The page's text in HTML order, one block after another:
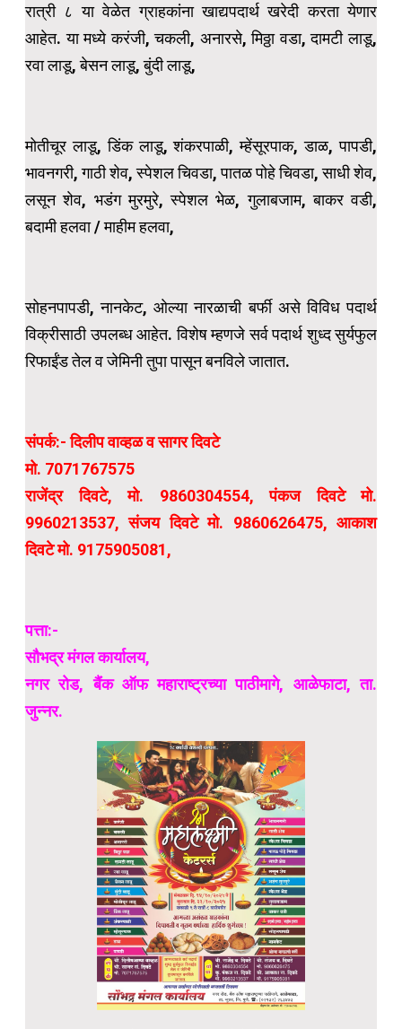
रात्री ८ या वेळेत ग्राहकांना खाद्यपदार्थ खरेदी करता येणार
आहेत. या मध्ये करंजी, चकली, अनारसे, मिठ्ठा वडा, दामटी लाडू,
रवा लाडू, बेसन लाडू, बुंदी लाडू,
मोतीचूर लाडू, डिंक लाडू, शंकरपाळी, म्हेंसूरपाक, डाळ, पापडी,
भावनगरी, गाठी शेव, स्पेशल चिवडा, पातळ पोहे चिवडा, साधी शेव,
लसून शेव, भडंग मुरमुरे, स्पेशल भेळ, गुलाबजाम, बाकर वडी,
बदामी हलवा / माहीम हलवा,
सोहनपापडी, नानकेट, ओल्या नारळाची बर्फी असे विविध पदार्थ
विक्रीसाठी उपलब्ध आहेत. विशेष म्हणजे सर्व पदार्थ शुध्द सुर्यफुल
रिफाईंड तेल व जेमिनी तुपा पासून बनविले जातात.
संपर्क:- दिलीप वाव्हळ व सागर दिवटे
मो. 7071767575
राजेंद्र दिवटे, मो. 9860304554, पंकज दिवटे मो.
9960213537, संजय दिवटे मो. 9860626475, आकाश
दिवटे मो. 9175905081,
पत्ता:-
सौभद्र मंगल कार्यालय,
नगर रोड, बैंक ऑफ महाराष्ट्रच्या पाठीमागे, आळेफाटा, ता.
जुन्नर.